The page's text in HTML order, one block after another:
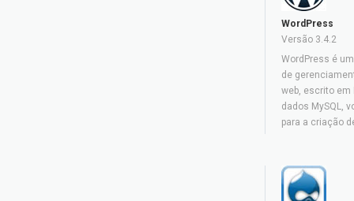
WordPress
Versão 3.4.2
WordPress é
de
web, escrito em
dados MySQL,
para a criação